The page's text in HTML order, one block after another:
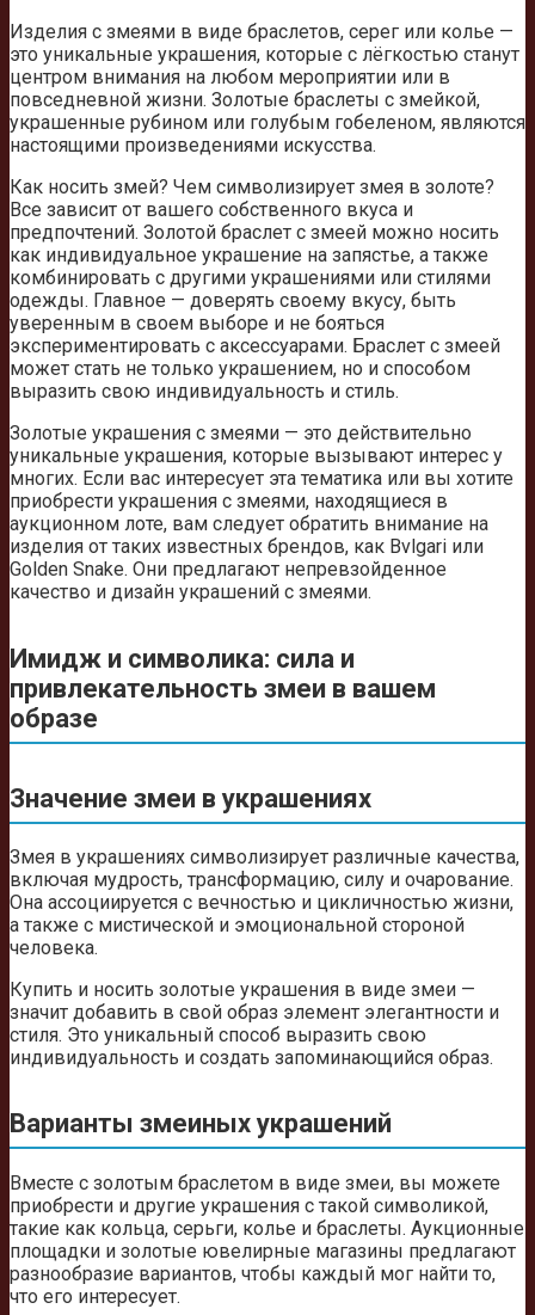
Изделия с змеями в виде браслетов, серег или колье —
это уникальные украшения, которые с лёгкостью станут
центром внимания на любом мероприятии или в
повседневной жизни. Золотые браслеты с змейкой,
украшенные рубином или голубым гобеленом, являются
настоящими произведениями искусства.
Как носить змей? Чем символизирует змея в золоте?
Все зависит от вашего собственного вкуса и
предпочтений. Золотой браслет с змеей можно носить
как индивидуальное украшение на запястье, а также
комбинировать с другими украшениями или стилями
одежды. Главное — доверять своему вкусу, быть
уверенным в своем выборе и не бояться
экспериментировать с аксессуарами. Браслет с змеей
может стать не только украшением, но и способом
выразить свою индивидуальность и стиль.
Золотые украшения с змеями — это действительно
уникальные украшения, которые вызывают интерес у
многих. Если вас интересует эта тематика или вы хотите
приобрести украшения с змеями, находящиеся в
аукционном лоте, вам следует обратить внимание на
изделия от таких известных брендов, как Bvlgari или
Golden Snake. Они предлагают непревзойденное
качество и дизайн украшений с змеями.
Имидж и символика: сила и
привлекательность змеи в вашем
образе
Значение змеи в украшениях
Змея в украшениях символизирует различные качества,
включая мудрость, трансформацию, силу и очарование.
Она ассоциируется с вечностью и цикличностью жизни,
а также с мистической и эмоциональной стороной
человека.
Купить и носить золотые украшения в виде змеи —
значит добавить в свой образ элемент элегантности и
стиля. Это уникальный способ выразить свою
индивидуальность и создать запоминающийся образ.
Варианты змеиных украшений
Вместе с золотым браслетом в виде змеи, вы можете
приобрести и другие украшения с такой символикой,
такие как кольца, серьги, колье и браслеты. Аукционные
площадки и золотые ювелирные магазины предлагают
разнообразие вариантов, чтобы каждый мог найти то,
что его интересует.